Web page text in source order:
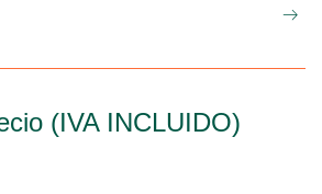
(IVA INCLUIDO)